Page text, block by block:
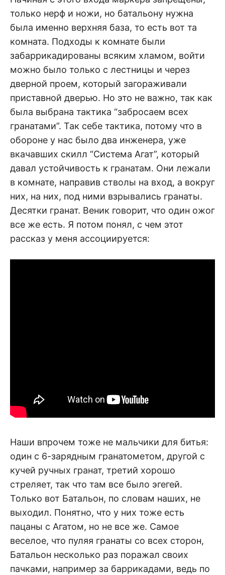
только нерф и ножи, но батальону нужна
была именно верхняя база, то есть вот та
комната. Подходы к комнате были
забаррикадированы всяким хламом, войти
можно было только с лестницы и через
дверной проем, который загораживали
приставной дверью. Но это не важно, так как
была выбрана тактика “забросаем всех
гранатами”. Так себе тактика, потому что в
обороне у нас было два инженера, уже
вкачавших скилл “Система Агат”, который
давал устойчивость к гранатам. Они лежали
в комнате, направив стволы на вход, а вокруг
них, на них, под ними взрывались гранаты.
Десятки гранат. Веник говорит, что один ожог
все же есть. Я потом понял, с чем этот
рассказ у меня ассоциируется:
Наши впрочем тоже не мальчики для битья:
один с 6-зарядным гранатометом, другой с
кучей ручных гранат, третий хорошо
стреляет, так что там все было эгегей.
Только вот Батальон, по словам наших, не
выходил. Понятно, что у них тоже есть
пацаны с Агатом, но не все же. Самое
веселое, что пуляя гранаты со всех сторон,
Батальон несколько раз поражал своих
пачками, например за баррикадами, ведь по